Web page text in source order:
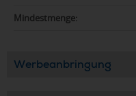
Mindestmenge:
Werbeanbringung